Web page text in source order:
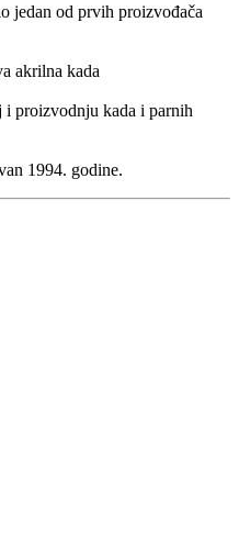
jedan od prvih proizvođača
akrilna kada
i proizvodnju kada i parnih
1994. godine.